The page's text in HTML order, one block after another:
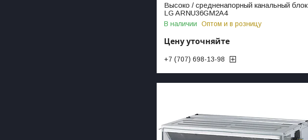
Высоко / средненапорный канальный блок
LG ARNU36GM2A4
В наличии Оптом и в розницу
Цену уточняйте
+7 (707) 698-13-98